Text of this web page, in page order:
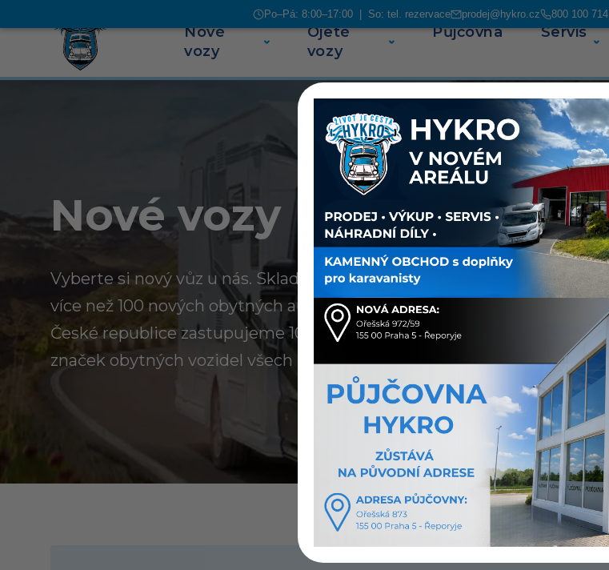
Po–Pá: 8:00–17:00 | So: tel. rezervace prodej@hykro.cz 800 100 714
Přeskočit na obsah
Nové
vozy
Ojeté
vozy
Půjčovna Servis
Nové vozy
Vyberte si nový vůz u nás. Skladem u nás najdete
více než 100 nových obytných aut a karavanů. V
České republice zastupujeme 10 evropských
značek obytných vozidel všech kategorií.